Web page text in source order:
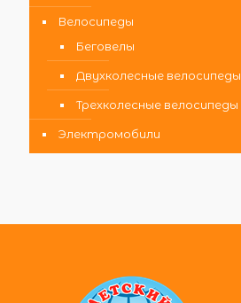
Велосипеды
Беговелы
Двухколесные велосипеды
Трехколесные велосипеды
Электромобили